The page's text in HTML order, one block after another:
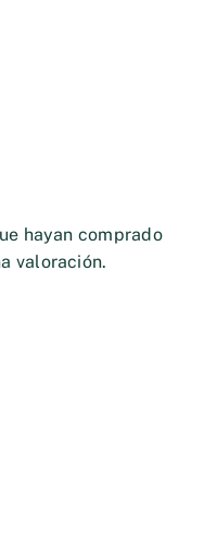
hayan comprado
valoración.